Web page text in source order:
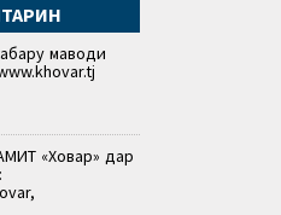
маводи
«Ховар» дар